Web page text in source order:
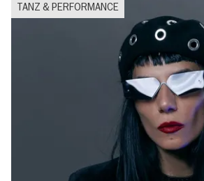
TANZ & PERFORMANCE